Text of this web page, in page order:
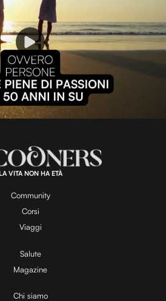
P
l
a
y
V
i
:
1
0
0
.
0
VITA NON HA ETÀ
Community
Corsi
Viaggi
Salute
Magazine
Chi siamo